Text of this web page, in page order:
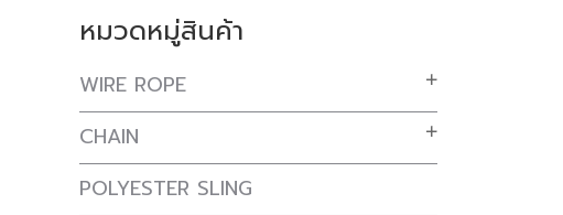
หมวดหมู่สินค้า
WIRE ROPE
CHAIN
POLYESTER SLING